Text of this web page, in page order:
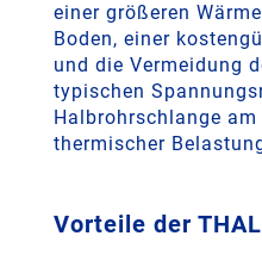
einer größeren
Boden, einer
und die Vermeidung
typischen
Halbrohrschlange
thermischer
Vorteile der